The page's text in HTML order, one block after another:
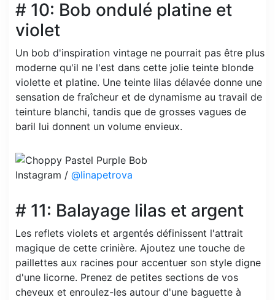
# 10: Bob ondulé platine et
violet
Un bob d'inspiration vintage ne pourrait pas être plus
moderne qu'il ne l'est dans cette jolie teinte blonde
violette et platine. Une teinte lilas délavée donne une
sensation de fraîcheur et de dynamisme au travail de
teinture blanchi, tandis que de grosses vagues de
baril lui donnent un volume envieux.
Instagram / @linapetrova
# 11: Balayage lilas et argent
Les reflets violets et argentés définissent l'attrait
magique de cette crinière. Ajoutez une touche de
paillettes aux racines pour accentuer son style digne
d'une licorne. Prenez de petites sections de vos
cheveux et enroulez-les autour d'une baguette à